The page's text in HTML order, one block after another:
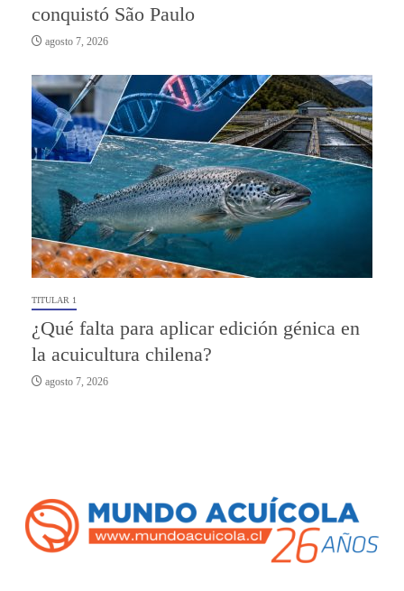
conquistó São Paulo
agosto 7, 2026
TITULAR 1
¿Qué falta para aplicar edición génica en
la acuicultura chilena?
agosto 7, 2026